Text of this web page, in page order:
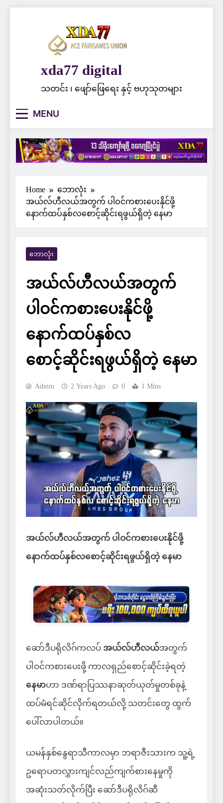
xda77 digital
သတင်း ၊ ဖျော်ဖြေရေး နှင့် ဗဟုသုတများ
MENU
Home
ဘောလုံး
အယ်လ်ဟီလယ်အတွက် ပါဝင်ကစားပေးနိုင်ဖို့
နောက်ထပ်နှစ်လစောင့်ဆိုင်းရဖွယ်ရှိတဲ့ နေမာ
ဘောလုံး
အယ်လ်ဟီလယ်အတွက်
ပါဝင်ကစားပေးနိုင်ဖို့
နောက်ထပ်နှစ်လ
စောင့်ဆိုင်းရဖွယ်ရှိတဲ့ နေမာ
Admin 2 Years Ago 0 1 Mins
အယ်လ်ဟီလယ်အတွက် ပါဝင်ကစားပေးနိုင်ဖို့
နောက်ထပ်နှစ်လစောင့်ဆိုင်းရဖွယ်ရှိတဲ့ နေမာ
ဆော်ဒီပရိုလိဂ်ကလပ် အယ်လ်ဟီလယ်အတွက်
ပါဝင်ကစားပေးဖို့ ကာလရှည်စောင့်ဆိုင်းခဲ့ရတဲ့
နေမာဟာ ဒဏ်ရာပြဿနာဆုတ်ယုတ်မှုတစ်ခုနဲ့
ထပ်မံရင်ဆိုင်လိုက်ရတယ်လို့ သတင်းတွေ ထွက်
ပေါ်လာပါတယ်။
ယမန်နှစ်နွေရာသီကာလမှာ ဘရာဇီးသားက သူ့ရဲ့
ဥရောပတလွှားကျင်လည်ကျက်စားနေမှုကို
အဆုံးသတ်လိုက်ပြီး ဆော်ဒီပရိုလိဂ်ဆီ